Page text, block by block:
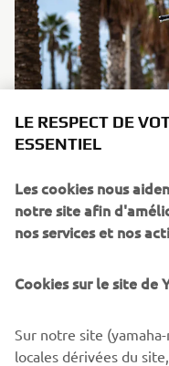
LE RESPECT DE
ESSENTIEL
Les cookies nous
notre site afin
nos services et nos
Cookies sur le site de
Sur notre site
locales dérivées du